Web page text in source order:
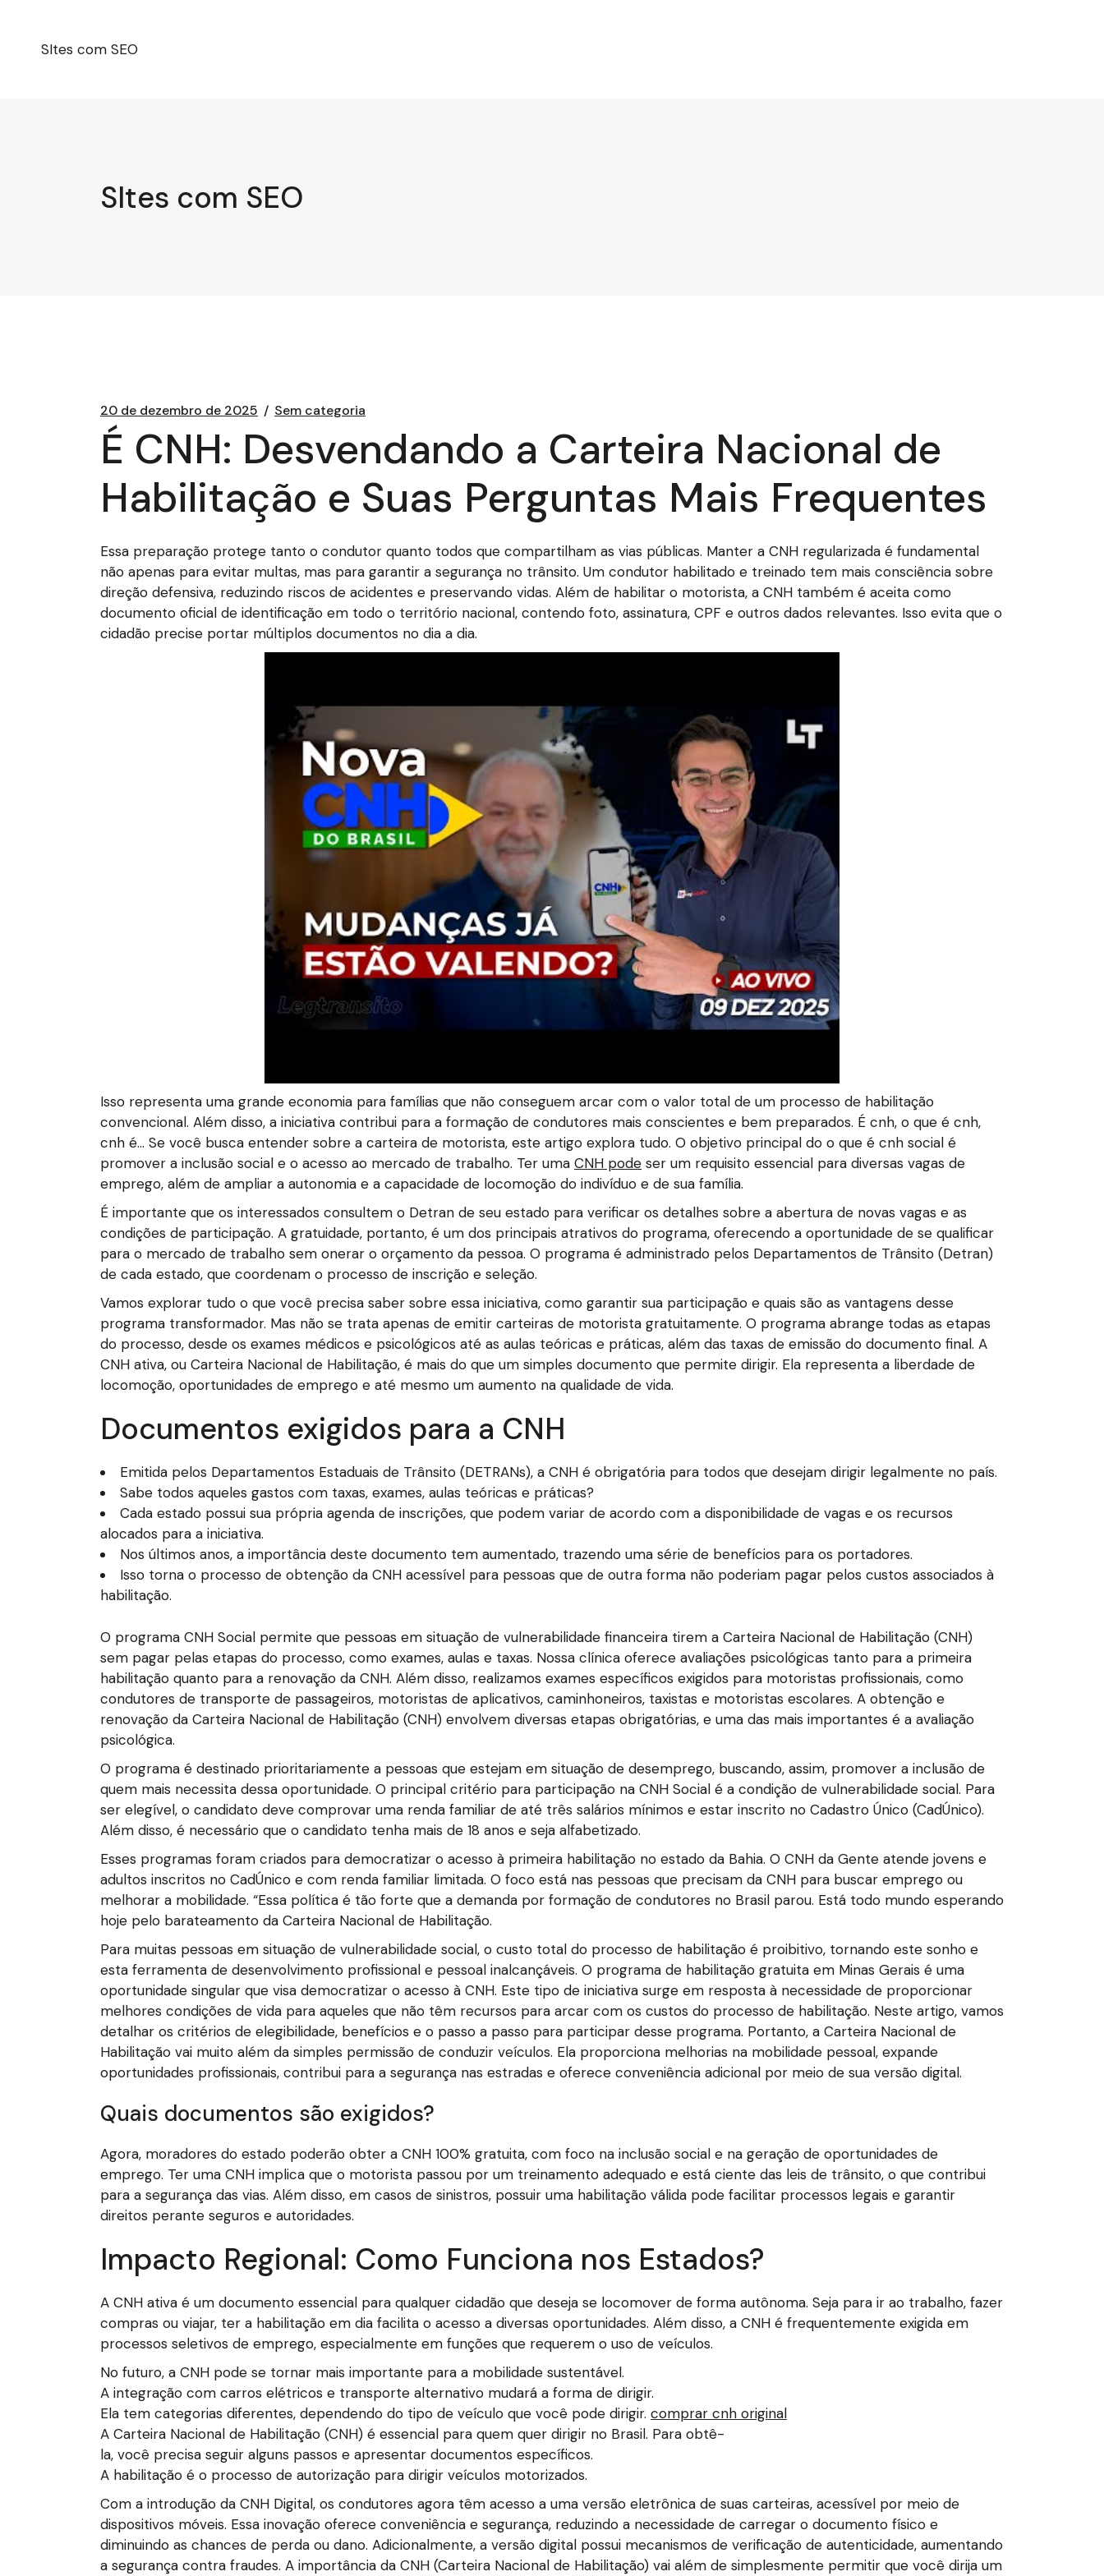
conteúdoSItes com SEO
SItes com SEO
20 de dezembro de 2025 Sem categoria
É CNH: Desvendando a Carteira Nacional de
Habilitação e Suas Perguntas Mais Frequentes
Essa preparação protege tanto o condutor quanto todos que compartilham as vias públicas. Manter a CNH regularizada é fundamental
não apenas para evitar multas, mas para garantir a segurança no trânsito. Um condutor habilitado e treinado tem mais consciência sobre
direção defensiva, reduzindo riscos de acidentes e preservando vidas. Além de habilitar o motorista, a CNH também é aceita como
documento oficial de identificação em todo o território nacional, contendo foto, assinatura, CPF e outros dados relevantes. Isso evita que o
cidadão precise portar múltiplos documentos no dia a dia.
Isso representa uma grande economia para famílias que não conseguem arcar com o valor total de um processo de habilitação
convencional. Além disso, a iniciativa contribui para a formação de condutores mais conscientes e bem preparados. É cnh, o que é cnh,
cnh é… Se você busca entender sobre a carteira de motorista, este artigo explora tudo. O objetivo principal do o que é cnh social é
promover a inclusão social e o acesso ao mercado de trabalho. Ter uma CNH pode ser um requisito essencial para diversas vagas de
emprego, além de ampliar a autonomia e a capacidade de locomoção do indivíduo e de sua família.
É importante que os interessados consultem o Detran de seu estado para verificar os detalhes sobre a abertura de novas vagas e as
condições de participação. A gratuidade, portanto, é um dos principais atrativos do programa, oferecendo a oportunidade de se qualificar
para o mercado de trabalho sem onerar o orçamento da pessoa. O programa é administrado pelos Departamentos de Trânsito (Detran)
de cada estado, que coordenam o processo de inscrição e seleção.
Vamos explorar tudo o que você precisa saber sobre essa iniciativa, como garantir sua participação e quais são as vantagens desse
programa transformador. Mas não se trata apenas de emitir carteiras de motorista gratuitamente. O programa abrange todas as etapas
do processo, desde os exames médicos e psicológicos até as aulas teóricas e práticas, além das taxas de emissão do documento final. A
CNH ativa, ou Carteira Nacional de Habilitação, é mais do que um simples documento que permite dirigir. Ela representa a liberdade de
locomoção, oportunidades de emprego e até mesmo um aumento na qualidade de vida.
Documentos exigidos para a CNH
Emitida pelos Departamentos Estaduais de Trânsito (DETRANs), a CNH é obrigatória para todos que desejam dirigir legalmente no país.
Sabe todos aqueles gastos com taxas, exames, aulas teóricas e práticas?
Cada estado possui sua própria agenda de inscrições, que podem variar de acordo com a disponibilidade de vagas e os recursos
alocados para a iniciativa.
Nos últimos anos, a importância deste documento tem aumentado, trazendo uma série de benefícios para os portadores.
Isso torna o processo de obtenção da CNH acessível para pessoas que de outra forma não poderiam pagar pelos custos associados à
habilitação.
O programa CNH Social permite que pessoas em situação de vulnerabilidade financeira tirem a Carteira Nacional de Habilitação (CNH)
sem pagar pelas etapas do processo, como exames, aulas e taxas. Nossa clínica oferece avaliações psicológicas tanto para a primeira
habilitação quanto para a renovação da CNH. Além disso, realizamos exames específicos exigidos para motoristas profissionais, como
condutores de transporte de passageiros, motoristas de aplicativos, caminhoneiros, taxistas e motoristas escolares. A obtenção e
renovação da Carteira Nacional de Habilitação (CNH) envolvem diversas etapas obrigatórias, e uma das mais importantes é a avaliação
psicológica.
O programa é destinado prioritariamente a pessoas que estejam em situação de desemprego, buscando, assim, promover a inclusão de
quem mais necessita dessa oportunidade. O principal critério para participação na CNH Social é a condição de vulnerabilidade social. Para
ser elegível, o candidato deve comprovar uma renda familiar de até três salários mínimos e estar inscrito no Cadastro Único (CadÚnico).
Além disso, é necessário que o candidato tenha mais de 18 anos e seja alfabetizado.
Esses programas foram criados para democratizar o acesso à primeira habilitação no estado da Bahia. O CNH da Gente atende jovens e
adultos inscritos no CadÚnico e com renda familiar limitada. O foco está nas pessoas que precisam da CNH para buscar emprego ou
melhorar a mobilidade. “Essa política é tão forte que a demanda por formação de condutores no Brasil parou. Está todo mundo esperando
hoje pelo barateamento da Carteira Nacional de Habilitação.
Para muitas pessoas em situação de vulnerabilidade social, o custo total do processo de habilitação é proibitivo, tornando este sonho e
esta ferramenta de desenvolvimento profissional e pessoal inalcançáveis. O programa de habilitação gratuita em Minas Gerais é uma
oportunidade singular que visa democratizar o acesso à CNH. Este tipo de iniciativa surge em resposta à necessidade de proporcionar
melhores condições de vida para aqueles que não têm recursos para arcar com os custos do processo de habilitação. Neste artigo, vamos
detalhar os critérios de elegibilidade, benefícios e o passo a passo para participar desse programa. Portanto, a Carteira Nacional de
Habilitação vai muito além da simples permissão de conduzir veículos. Ela proporciona melhorias na mobilidade pessoal, expande
oportunidades profissionais, contribui para a segurança nas estradas e oferece conveniência adicional por meio de sua versão digital.
Quais documentos são exigidos?
Agora, moradores do estado poderão obter a CNH 100% gratuita, com foco na inclusão social e na geração de oportunidades de
emprego. Ter uma CNH implica que o motorista passou por um treinamento adequado e está ciente das leis de trânsito, o que contribui
para a segurança das vias. Além disso, em casos de sinistros, possuir uma habilitação válida pode facilitar processos legais e garantir
direitos perante seguros e autoridades.
Impacto Regional: Como Funciona nos Estados?
A CNH ativa é um documento essencial para qualquer cidadão que deseja se locomover de forma autônoma. Seja para ir ao trabalho, fazer
compras ou viajar, ter a habilitação em dia facilita o acesso a diversas oportunidades. Além disso, a CNH é frequentemente exigida em
processos seletivos de emprego, especialmente em funções que requerem o uso de veículos.
No futuro, a CNH pode se tornar mais importante para a mobilidade sustentável.
A integração com carros elétricos e transporte alternativo mudará a forma de dirigir.
Ela tem categorias diferentes, dependendo do tipo de veículo que você pode dirigir. comprar cnh original
A Carteira Nacional de Habilitação (CNH) é essencial para quem quer dirigir no Brasil. Para obtê-
la, você precisa seguir alguns passos e apresentar documentos específicos.
A habilitação é o processo de autorização para dirigir veículos motorizados.
Com a introdução da CNH Digital, os condutores agora têm acesso a uma versão eletrônica de suas carteiras, acessível por meio de
dispositivos móveis. Essa inovação oferece conveniência e segurança, reduzindo a necessidade de carregar o documento físico e
diminuindo as chances de perda ou dano. Adicionalmente, a versão digital possui mecanismos de verificação de autenticidade, aumentando
a segurança contra fraudes. A importância da CNH (Carteira Nacional de Habilitação) vai além de simplesmente permitir que você dirija um